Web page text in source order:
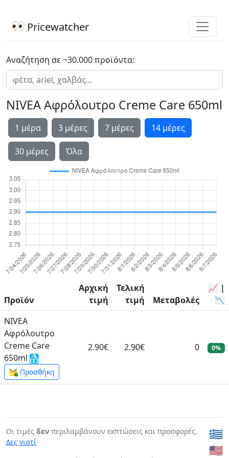
Pricewatcher
Αναζήτηση σε ~30.000 προϊόντα:
NIVEA Αφρόλουτρο Creme Care 650ml
1 μέρα 3 μέρες 7 μέρες 14 μέρες
30 μέρες Όλα
Προϊόν
Αρχική
τιμή
Τελική
τιμή
Μεταβολές
📈 |
📉
NIVEA
Αφρόλουτρο
Creme Care
650ml
Προσθήκη
2.90€ 2.90€ 0 0%
Οι τιμές δεν περιλαμβάνουν εκπτώσεις και προσφορές.
Δες γιατί
🇬🇷
🇺🇸